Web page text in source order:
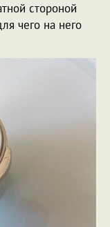
стороной
чего на него